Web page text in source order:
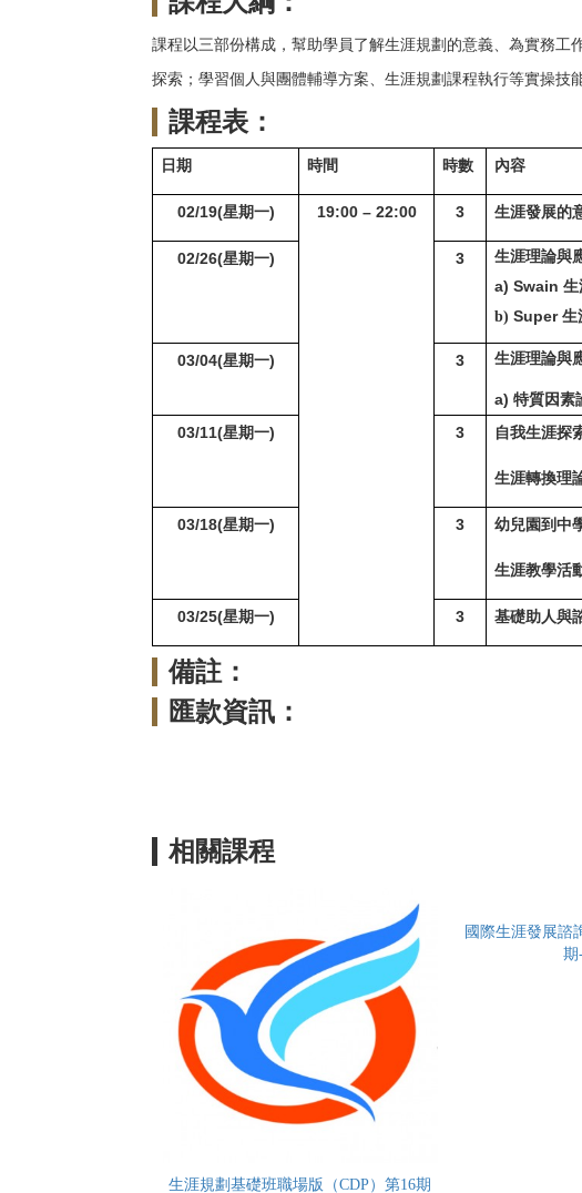
課程以三部份構成，幫助學員了解生涯規劃的意義、為實務
探索；學習個人與團體輔導方案、生涯規劃課程執行等實操技能
課程表：
日期 時間 時數 內容
02/19(星期一) 19:00 – 22:00 3 生涯發展的
02/26(星期一) 3
生涯理論與
a) Swain生
b)Super生
03/04(星期一) 3 生涯理論與
a) 特質因素
03/11(星期一) 3 自我生涯探
生涯轉換理
03/18(星期一) 3 幼兒園到中
生涯教學活
03/25(星期一) 3 基礎助人與
備註：
匯款資訊：
相關課程
生涯規劃基礎班職場版（CDP）第16期
國際生涯發展諮
期